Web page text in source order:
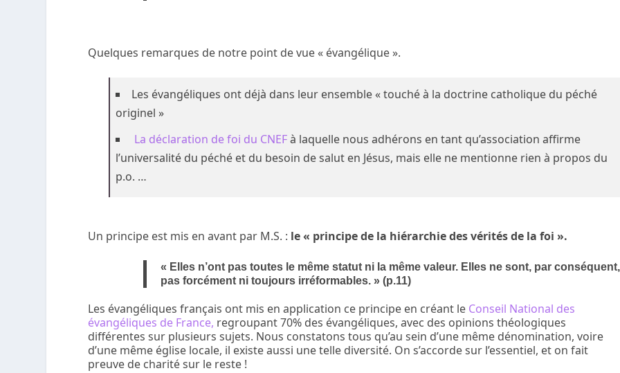
Quelques remarques de notre point de vue « évangélique ».
Les évangéliques ont déjà dans leur ensemble « touché à la doctrine catholique du péché
originel »
La déclaration de foi du CNEFà laquelle nous adhérons en tant qu’association affirme
l’universalité du péché et du besoin de salut en Jésus, mais elle ne mentionne rien à propos du
p.o. …
Un principe est mis en avant par M.S. : le « principe de la hiérarchie des vérités de la foi ».
« Elles n’ont pas toutes le même statut ni la même valeur. Elles ne sont, par conséquent,
pas forcément ni toujours irréformables. » (p.11)
Les évangéliques français ont mis en application ce principe en créant le Conseil National des
évangéliques de France, regroupant 70% des évangéliques, avec des opinions théologiques
différentes sur plusieurs sujets. Nous constatons tous qu’au sein d’une même dénomination, voire
d’une même église locale, il existe aussi une telle diversité. On s’accorde sur l’essentiel, et on fait
preuve de charité sur le reste !